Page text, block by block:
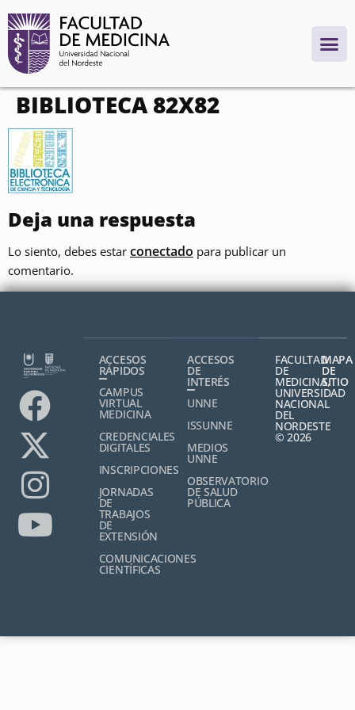
contenido
BIBLIOTECA 82X82
Deja una respuesta
Lo siento, debes estar conectado para publicar un
comentario.
ACCESOS
RÁPIDOS
CAMPUS
VIRTUAL
MEDICINA
CREDENCIALES
DIGITALES
INSCRIPCIONES
JORNADAS
DE
TRABAJOS
DE
EXTENSIÓN
COMUNICACIONES
CIENTÍFICAS
ACCESOS
DE
INTERÉS
UNNE
ISSUNNE
MEDIOS
UNNE
OBSERVATORIO
DE SALUD
PÚBLICA
FACULTAD
DE
MEDICINA,
UNIVERSIDAD
NACIONAL
DEL
NORDESTE
© 2026
MAPA
DE
SITIO